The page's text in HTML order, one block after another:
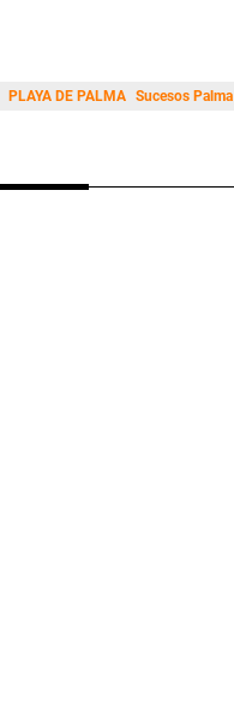
PLAYA DE PALMA Sucesos Palma